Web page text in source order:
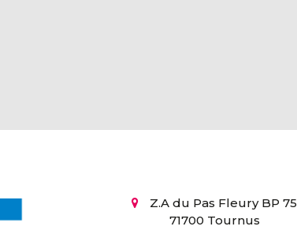
Z.A du Pas Fleury BP 75
71700 Tournus